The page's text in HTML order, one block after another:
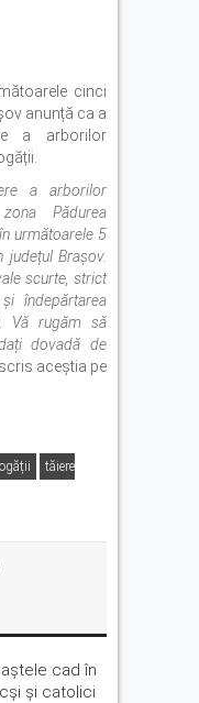
cinci
anunță ca a
a arborilor
a arborilor
Pădurea
următoarele 5
Brașov.
scurte, strict
îndepărtarea
Vă rugăm să
dovadă de
scris aceștia pe
tăiere
cad în
și catolici